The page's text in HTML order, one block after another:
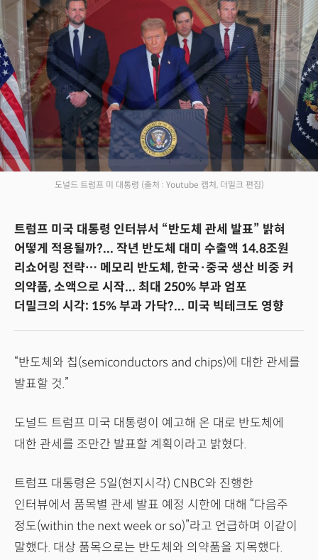
도널드 트럼프 미 대통령 (출처 : Youtube 캡처, 더밀크 편집)
트럼프 미국 대통령 인터뷰서 “반도체 관세 발표” 밝혀
어떻게 적용될까?... 작년 반도체 대미 수출액 14.8조원
리쇼어링 전략… 메모리 반도체, 한국·중국 생산 비중 커
의약품, 소액으로 시작... 최대 250% 부과 엄포
더밀크의 시각: 15% 부과 가닥?... 미국 빅테크도 영향
“반도체와 칩(semiconductors and chips)에 대한 관세를
발표할 것.”
도널드 트럼프 미국 대통령이 예고해 온 대로 반도체에
대한 관세를 조만간 발표할 계획이라고 밝혔다.
트럼프 대통령은 5일(현지시각) CNBC와 진행한
인터뷰에서 품목별 관세 발표 예정 시한에 대해 “다음주
정도(within the next week or so)”라고 언급하며 이같이
말했다. 대상 품목으로는 반도체와 의약품을 지목했다.